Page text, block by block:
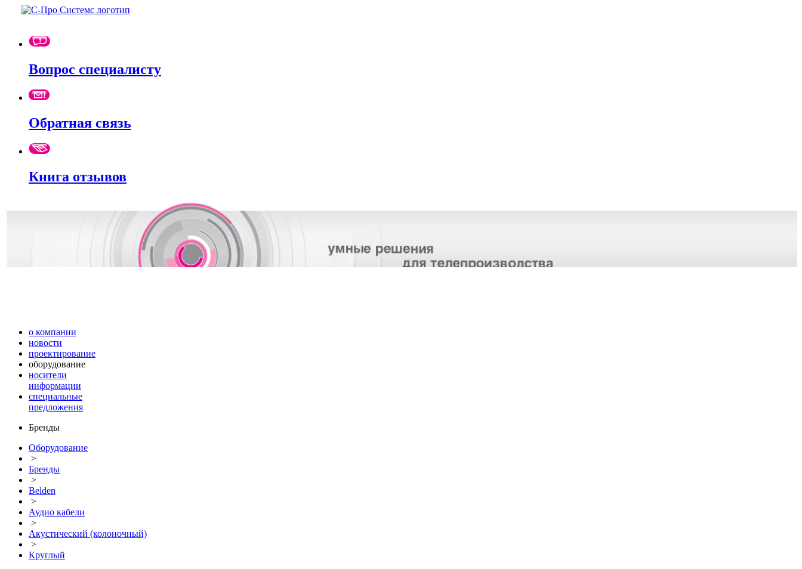
Вопрос специалисту
Обратная связь
Книга отзывов
о компании
новости
проектирование
оборудование
носители
информации
специальные
предложения
Бренды
Оборудование
>
Бренды
>
Belden
>
Аудио кабели
>
Акустический (колоночный)
>
Круглый